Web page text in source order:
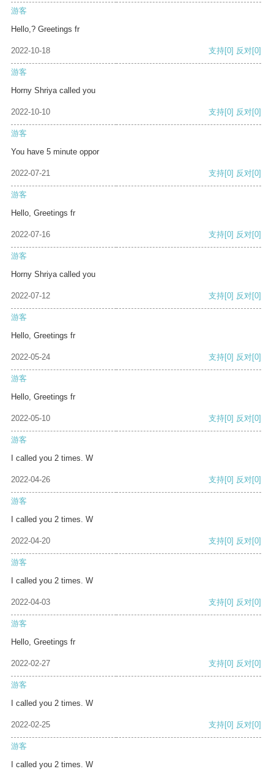
游客
Hello,? Greetings fr
2022-10-18 支持[0] 反对[0]
游客
Horny Shriya called you
2022-10-10 支持[0] 反对[0]
游客
You have 5 minute oppor
2022-07-21 支持[0] 反对[0]
游客
Hello, Greetings fr
2022-07-16 支持[0] 反对[0]
游客
Horny Shriya called you
2022-07-12 支持[0] 反对[0]
游客
Hello, Greetings fr
2022-05-24 支持[0] 反对[0]
游客
Hello, Greetings fr
2022-05-10 支持[0] 反对[0]
游客
I called you 2 times. W
2022-04-26 支持[0] 反对[0]
游客
I called you 2 times. W
2022-04-20 支持[0] 反对[0]
游客
I called you 2 times. W
2022-04-03 支持[0] 反对[0]
游客
Hello, Greetings fr
2022-02-27 支持[0] 反对[0]
游客
I called you 2 times. W
2022-02-25 支持[0] 反对[0]
游客
I called you 2 times. W